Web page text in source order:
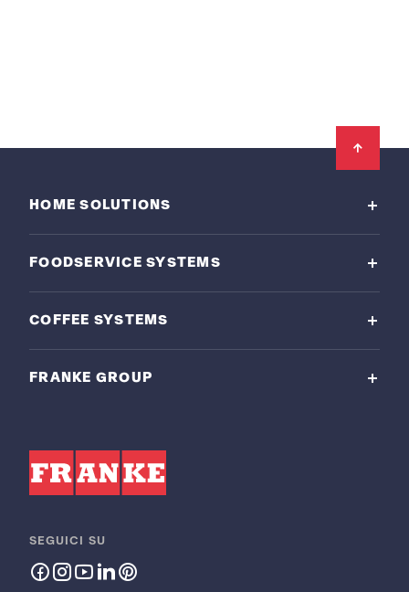
HOME SOLUTIONS
FOODSERVICE SYSTEMS
COFFEE SYSTEMS
FRANKE GROUP
SEGUICI SU